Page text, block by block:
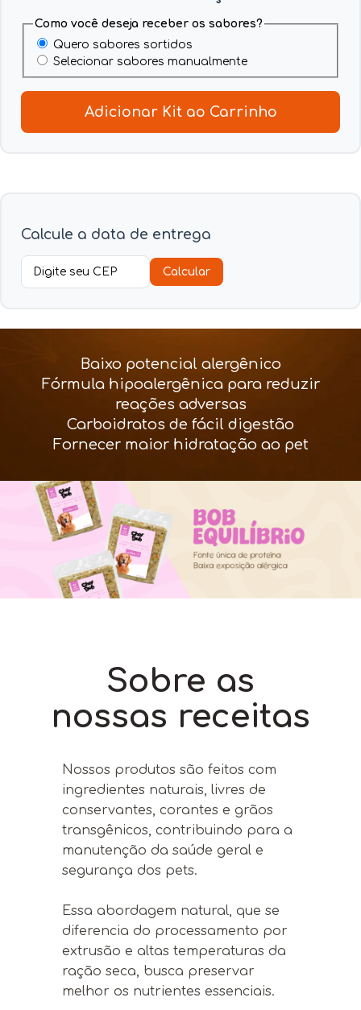
Como você deseja receber os sabores?
Quero sabores sortidos
Selecionar sabores manualmente
Adicionar Kit ao Carrinho
Calcule a data de entrega
Calcular
Baixo potencial alergênico
Fórmula hipoalergênica para reduzir
reações adversas
Carboidratos de fácil digestão
Fornecer maior hidratação ao pet
Sobre as
nossas receitas
Nossos produtos são feitos com
ingredientes naturais, livres de
conservantes, corantes e grãos
transgênicos, contribuindo para a
manutenção da saúde geral e
segurança dos pets.
Essa abordagem natural, que se
diferencia do processamento por
extrusão e altas temperaturas da
ração seca, busca preservar
melhor os nutrientes essenciais.